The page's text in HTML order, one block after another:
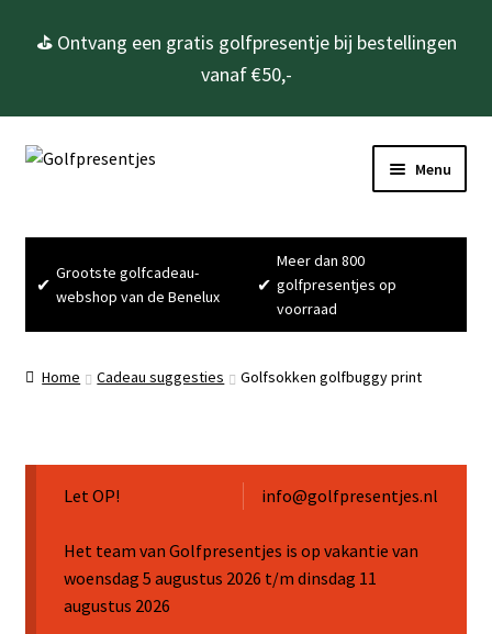
⛳ Ontvang een gratis golfpresentje bij bestellingen
vanaf €50,-
Ga
navigatie
Ga
inhoud
Menu
Golfcadeau’s
Golfbenodigdheden
✔
Grootste golfcadeau-
webshop van de Benelux
✔
Meer dan 800
golfpresentjes op
voorraad
Home Cadeau suggesties Golfsokken golfbuggy print
info@golfpresentjes.nl
Let OP!
Het team van Golfpresentjes is op vakantie van
woensdag 5 augustus 2026 t/m dinsdag 11
augustus 2026